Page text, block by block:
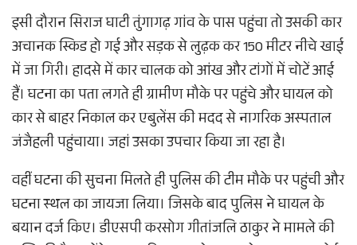
इसी दौरान सिराज घाटी तुंगागढ़ गांव के पास पहुंचा तो उसकी कार
अचानक स्किड हो गई और सड़क से लुढ़क कर 150 मीटर नीचे खाई
में जा गिरी। हादसे में कार चालक को आंख और टांगों में चोटें आई
हैं। घटना का पता लगते ही ग्रामीण मौके पर पहुंचे और घायल को
कार से बाहर निकाल कर एबुलेंस की मदद से नागरिक अस्पताल
जंजैहली पहुंचाया। जहां उसका उपचार किया जा रहा है।
वहीं घटना की सुचना मिलते ही पुलिस की टीम मौके पर पहुंची और
घटना स्थल का जायजा लिया। जिसके बाद पुलिस ने घायल के
बयान दर्ज किए। डीएसपी करसोग गीतांजलि ठाकुर ने मामले की